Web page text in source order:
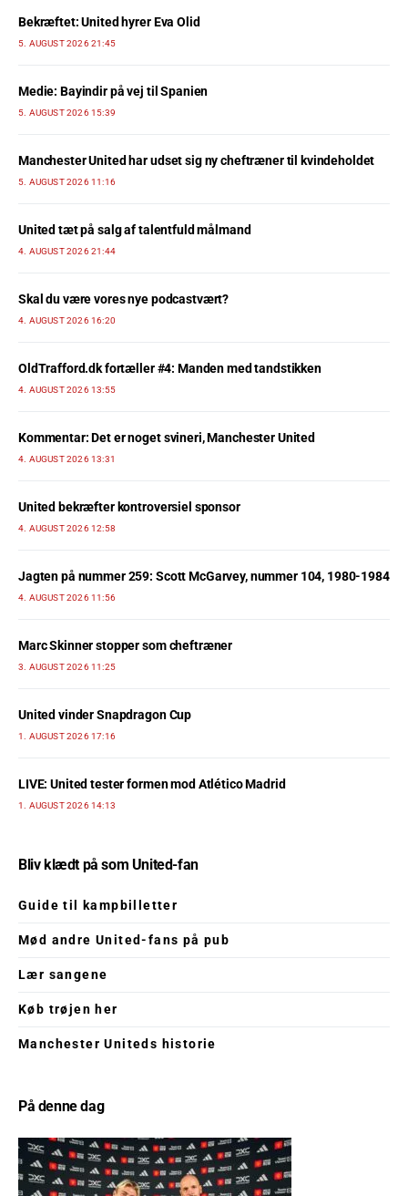
Bekræftet: United hyrer Eva Olid
5. AUGUST 2026 21:45
Medie: Bayindir på vej til Spanien
5. AUGUST 2026 15:39
Manchester United har udset sig ny cheftræner til kvindeholdet
5. AUGUST 2026 11:16
United tæt på salg af talentfuld målmand
4. AUGUST 2026 21:44
Skal du være vores nye podcastvært?
4. AUGUST 2026 16:20
OldTrafford.dk fortæller #4: Manden med tandstikken
4. AUGUST 2026 13:55
Kommentar: Det er noget svineri, Manchester United
4. AUGUST 2026 13:31
United bekræfter kontroversiel sponsor
4. AUGUST 2026 12:58
Jagten på nummer 259: Scott McGarvey, nummer 104, 1980-1984
4. AUGUST 2026 11:56
Marc Skinner stopper som cheftræner
3. AUGUST 2026 11:25
United vinder Snapdragon Cup
1. AUGUST 2026 17:16
LIVE: United tester formen mod Atlético Madrid
1. AUGUST 2026 14:13
Bliv klædt på som United-fan
Guide til kampbilletter
Mød andre United-fans på pub
Lær sangene
Køb trøjen her
Manchester Uniteds historie
På denne dag